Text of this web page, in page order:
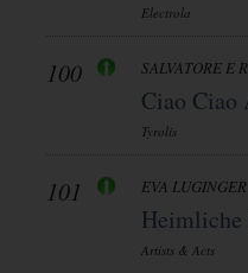
Electrola
100 SALVATORE E
Ciao Ciao
Tyrolis
101 EVA LUGINGER
Heimliche
Artists & Acts